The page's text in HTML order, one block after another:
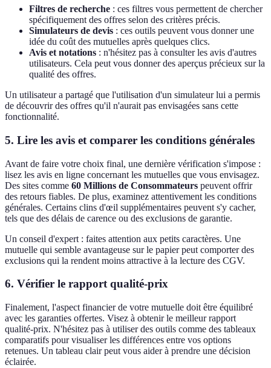
Filtres de recherche : ces filtres vous permettent de chercher
spécifiquement des offres selon des critères précis.
Simulateurs de devis : ces outils peuvent vous donner une
idée du coût des mutuelles après quelques clics.
Avis et notations : n'hésitez pas à consulter les avis d'autres
utilisateurs. Cela peut vous donner des aperçus précieux sur la
qualité des offres.
Un utilisateur a partagé que l'utilisation d'un simulateur lui a permis
de découvrir des offres qu'il n'aurait pas envisagées sans cette
fonctionnalité.
5. Lire les avis et comparer les conditions générales
Avant de faire votre choix final, une dernière vérification s'impose :
lisez les avis en ligne concernant les mutuelles que vous envisagez.
Des sites comme 60 Millions de Consommateurs peuvent offrir
des retours fiables. De plus, examinez attentivement les conditions
générales. Certains clins d'œil supplémentaires peuvent s'y cacher,
tels que des délais de carence ou des exclusions de garantie.
Un conseil d'expert : faites attention aux petits caractères. Une
mutuelle qui semble avantageuse sur le papier peut comporter des
exclusions qui la rendent moins attractive à la lecture des CGV.
6. Vérifier le rapport qualité-prix
Finalement, l'aspect financier de votre mutuelle doit être équilibré
avec les garanties offertes. Visez à obtenir le meilleur rapport
qualité-prix. N'hésitez pas à utiliser des outils comme des tableaux
comparatifs pour visualiser les différences entre vos options
retenues. Un tableau clair peut vous aider à prendre une décision
éclairée.